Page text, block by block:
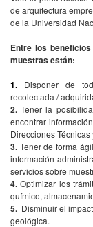
de arquitectura
de la Universidad
Entre los
muestras están:
1.
Disponer de
recolectada /
2. Tener la
encontrar
Direcciones
3. Tener de forma
información
servicios sobre
4.Optimizar los
químico,
5. Disminuir el
geológica.